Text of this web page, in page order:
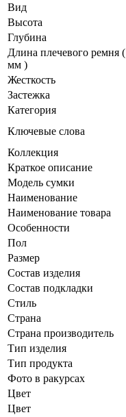
Вид
Высота
Глубина
Длина плечевого ремня (
мм )
Жесткость
Застежка
Категория
Ключевые слова
Коллекция
Краткое описание
Модель сумки
Наименование
Наименование товара
Особенности
Пол
Размер
Состав изделия
Состав подкладки
Стиль
Страна
Страна производитель
Тип изделия
Тип продукта
Фото в ракурсах
Цвет
Цвет